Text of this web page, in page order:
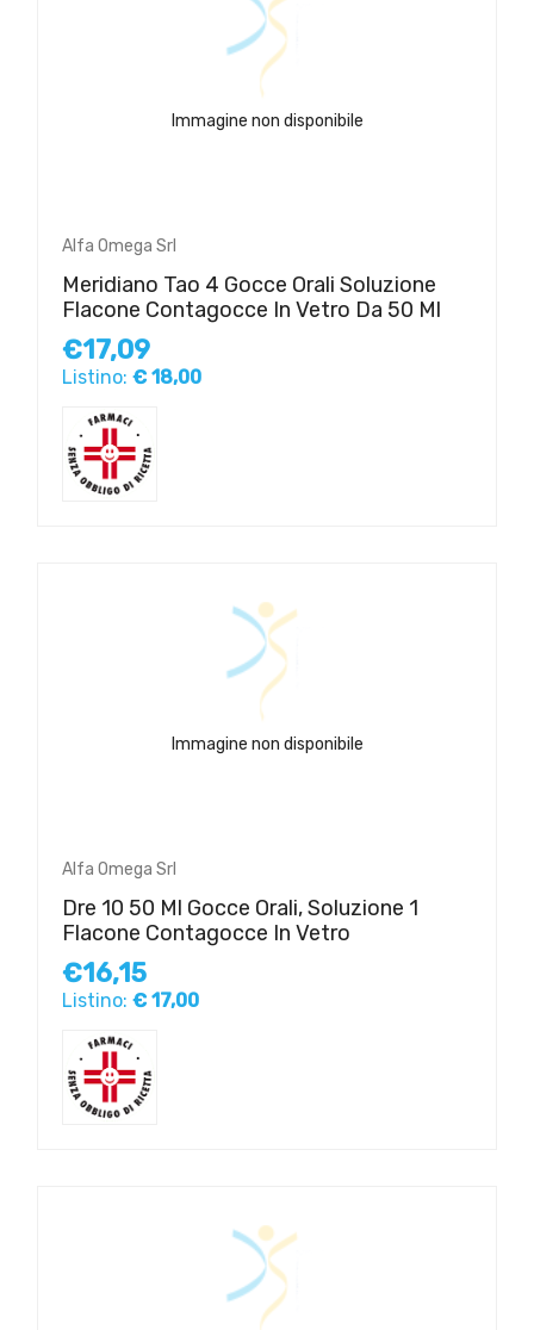
Immagine non disponibile
Alfa Omega Srl
Meridiano Tao 4 Gocce Orali Soluzione
Flacone Contagocce In Vetro Da 50 Ml
€17,09
Listino: € 18,00
Immagine non disponibile
Alfa Omega Srl
Dre 10 50 Ml Gocce Orali, Soluzione 1
Flacone Contagocce In Vetro
€16,15
Listino: € 17,00